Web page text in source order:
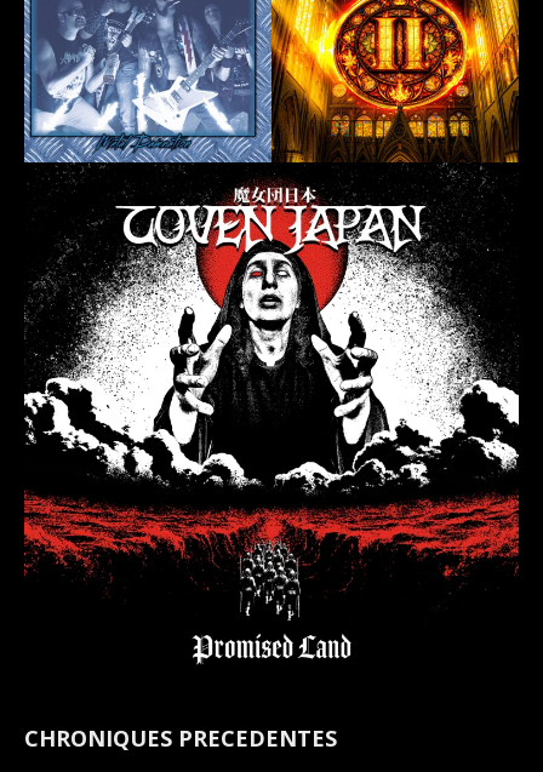
CHRONIQUES PRECEDENTES